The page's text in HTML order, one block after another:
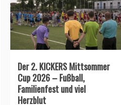
Der 2. KICKERS Mittsommer
Cup 2026 – Fußball,
Familienfest und viel
Herzblut